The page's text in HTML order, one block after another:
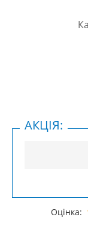
АКЦІЯ:
Оцінка: